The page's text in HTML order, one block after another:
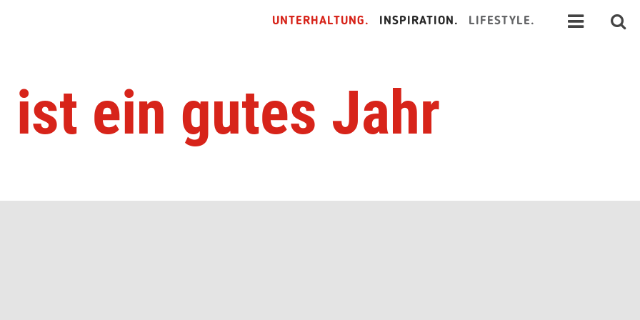
UNTERHALTUNG. INSPIRATION. LIFESTYLE.
ist ein gutes Jahr